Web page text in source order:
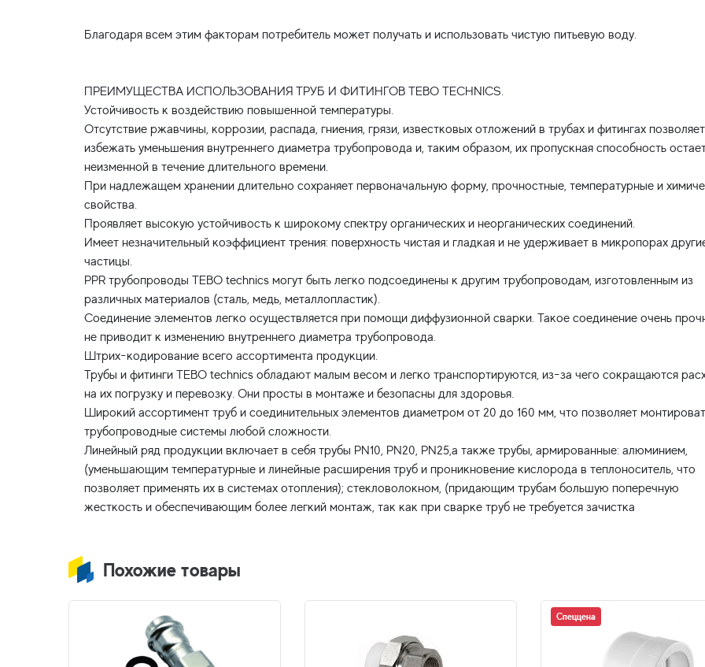
Благодаря всем этим факторам потребитель может получать и использовать чистую питьевую воду.
ПРЕИМУЩЕСТВА ИСПОЛЬЗОВАНИЯ ТРУБ И ФИТИНГОВ TEBO TECHNICS.
Устойчивость к воздействию повышенной температуры.
Отсутствие ржавчины, коррозии, распада, гниения, грязи, известковых отложений в трубах и фитингах позволяет
избежать уменьшения внутреннего диаметра трубопровода и, таким образом, их пропускная способность
неизменной в течение длительного времени.
При надлежащем хранении длительно сохраняет первоначальную форму, прочностные, температурные и
свойства.
Проявляет высокую устойчивость к широкому спектру органических и неорганических соединений.
Имеет незначительный коэффициент трения: поверхность чистая и гладкая и не удерживает в микропорах
частицы.
PPR трубопроводы TEBO technics могут быть легко подсоединены к другим трубопроводам, изготовленным из
различных материалов (сталь, медь, металлопластик).
Соединение элементов легко осуществляется при помощи диффузионной сварки. Такое соединение очень
не приводит к изменению внутреннего диаметра трубопровода.
Штрих-кодирование всего ассортимента продукции.
Трубы и фитинги TEBO technics обладают малым весом и легко транспортируются, из-за чего сокращаются
на их погрузку и перевозку. Они просты в монтаже и безопасны для здоровья.
Широкий ассортимент труб и соединительных элементов диаметром от 20 до 160 мм, что позволяет
трубопроводные системы любой сложности.
Линейный ряд продукции включает в себя трубы PN10, PN20, PN25,а также трубы, армированные: алюминием,
(уменьшающим температурные и линейные расширения труб и проникновение кислорода в теплоноситель, что
позволяет применять их в системах отопления); стекловолокном, (придающим трубам большую поперечную
Похожие товары
Спеццена